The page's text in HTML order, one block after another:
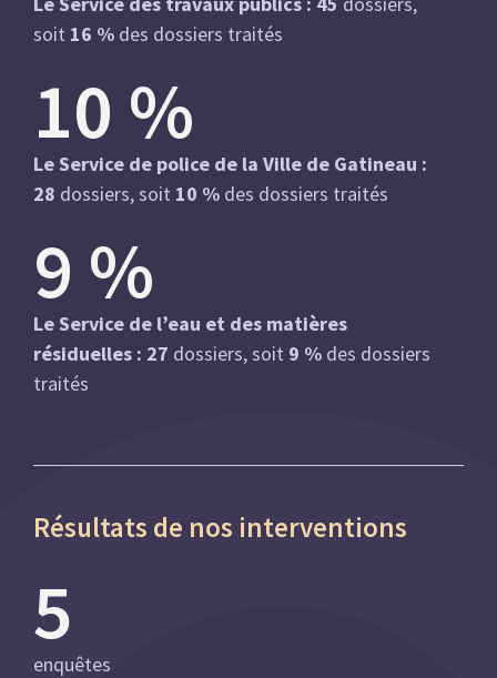
soit 16 % des dossiers traités
10 %
Le Service de police de la Ville de Gatineau :
28 dossiers, soit 10 % des dossiers traités
9 %
Le Service de l’eau et des matières
résiduelles : 27 dossiers, soit 9 % des dossiers
traités
Résultats de nos interventions
5
enquêtes